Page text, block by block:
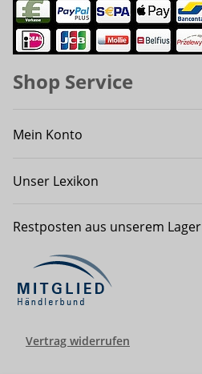
Shop Service
Mein Konto
Unser Lexikon
Restposten aus unserem Lager
Vertrag widerrufen